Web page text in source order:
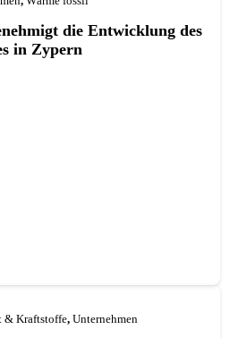
die Entwicklung des
in Zypern
Kraftstoffe, Unternehmen